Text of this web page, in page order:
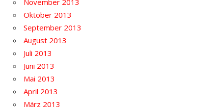
November 2013
Oktober 2013
September 2013
August 2013
Juli 2013
Juni 2013
Mai 2013
April 2013
März 2013